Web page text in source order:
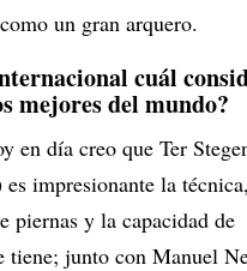
un gran arquero.
cuál
mejores del mundo?
en día creo que Ter
es impresionante la
piernas y la capacidad de
tiene; junto con Manuel